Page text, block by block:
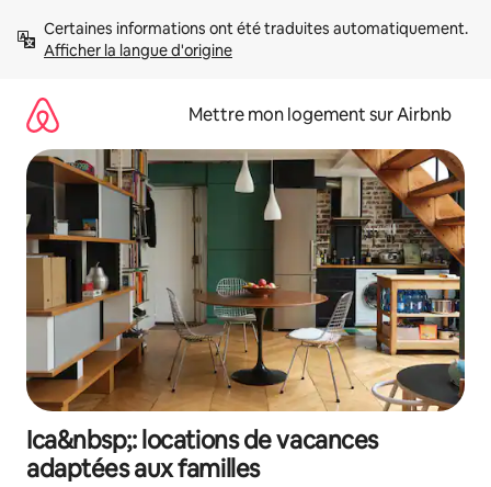
directement
Afficher la langue d'origine
Mettre mon logement sur Airbnb
Ica&nbsp;: locations de vacances
adaptées aux familles